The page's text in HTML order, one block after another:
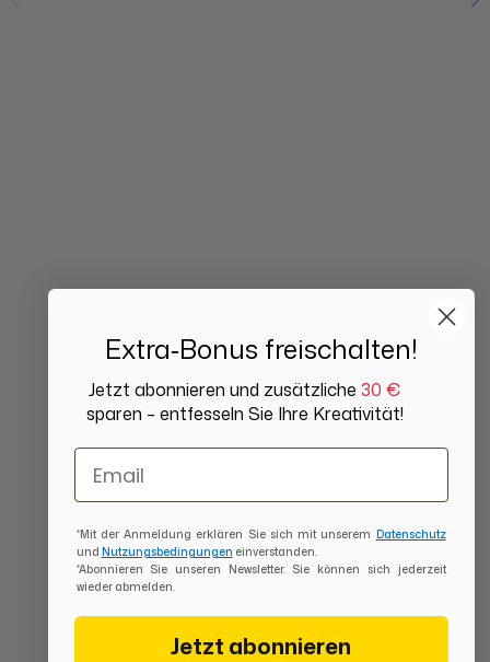
Extra‑Bonus freischalten!
Jetzt abonnieren und zusätzliche 30 €
sparen – entfesseln Sie Ihre Kreativität!
Email
*Mit der Anmeldung erklären Sie sich mit unserem Datenschutz
und Nutzungsbedingungen einverstanden.
*Abonnieren Sie unseren Newsletter. Sie können sich jederzeit
wieder abmelden.
Jetzt abonnieren